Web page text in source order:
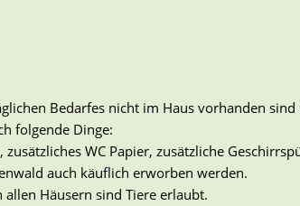
Bedarfes nicht im Haus vorhanden
folgende Dinge:
WC Papier, zusätzliche
auch käuflich erworben werden.
Häusern sind Tiere erlaubt.